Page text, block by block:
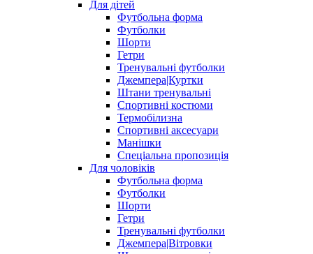
Для дітей
Футбольна форма
Футболки
Шорти
Гетри
Тренувальні футболки
Джемпера|Куртки
Штани тренувальні
Спортивні костюми
Термобілизна
Спортивні аксесуари
Манішки
Спеціальна пропозиція
Для чоловіків
Футбольна форма
Футболки
Шорти
Гетри
Тренувальні футболки
Джемпера|Вітровки